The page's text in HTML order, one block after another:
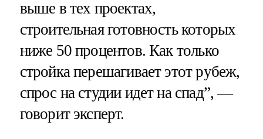
выше в тех проектах,
строительная готовность которых
ниже 50 процентов. Как только
стройка перешагивает этот рубеж,
спрос на студии идет на спад”, —
говорит эксперт.